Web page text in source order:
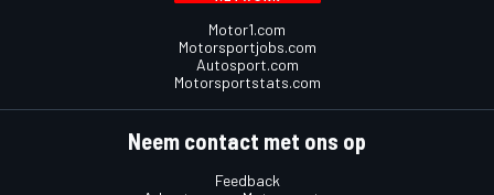
Motor1.com
Motorsportjobs.com
Autosport.com
Motorsportstats.com
Neem contact met ons op
Feedback